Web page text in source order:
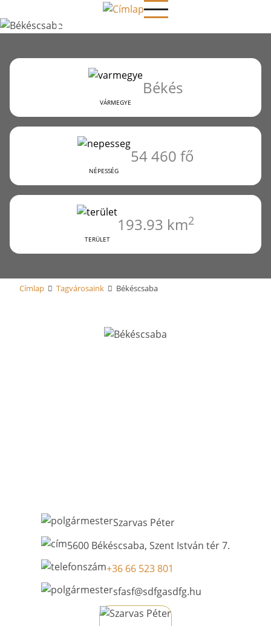
a
tartalomra BÉKÉSCSABA
VÁRMEGYE
Békés
NÉPESSÉG
54 460 fő
TERÜLET
193.93 km2
Címlap Tagvárosaink Békéscsaba
Szarvas Péter
5600 Békéscsaba, Szent István tér 7.
+36 66 523 801
sfasf@sdfgasdfg.hu